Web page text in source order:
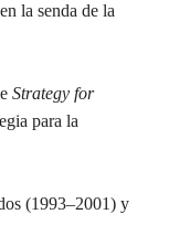
la senda de la
Strategy for
para la
(1993–2001) y